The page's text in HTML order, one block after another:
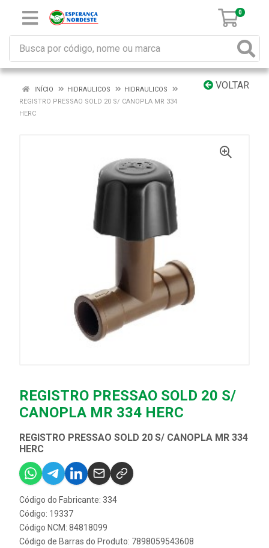
0
VOLTAR
INÍCIO HIDRAULICOS
HIDRAULICOS
REGISTRO PRESSAO SOLD 20 S/ CANOPLA MR 334
HERC
REGISTRO PRESSAO SOLD 20 S/
CANOPLA MR 334 HERC
REGISTRO PRESSAO SOLD 20 S/ CANOPLA MR 334
HERC
Código do Fabricante: 334
Código: 19337
Código NCM: 84818099
Código de Barras do Produto: 7898059543608